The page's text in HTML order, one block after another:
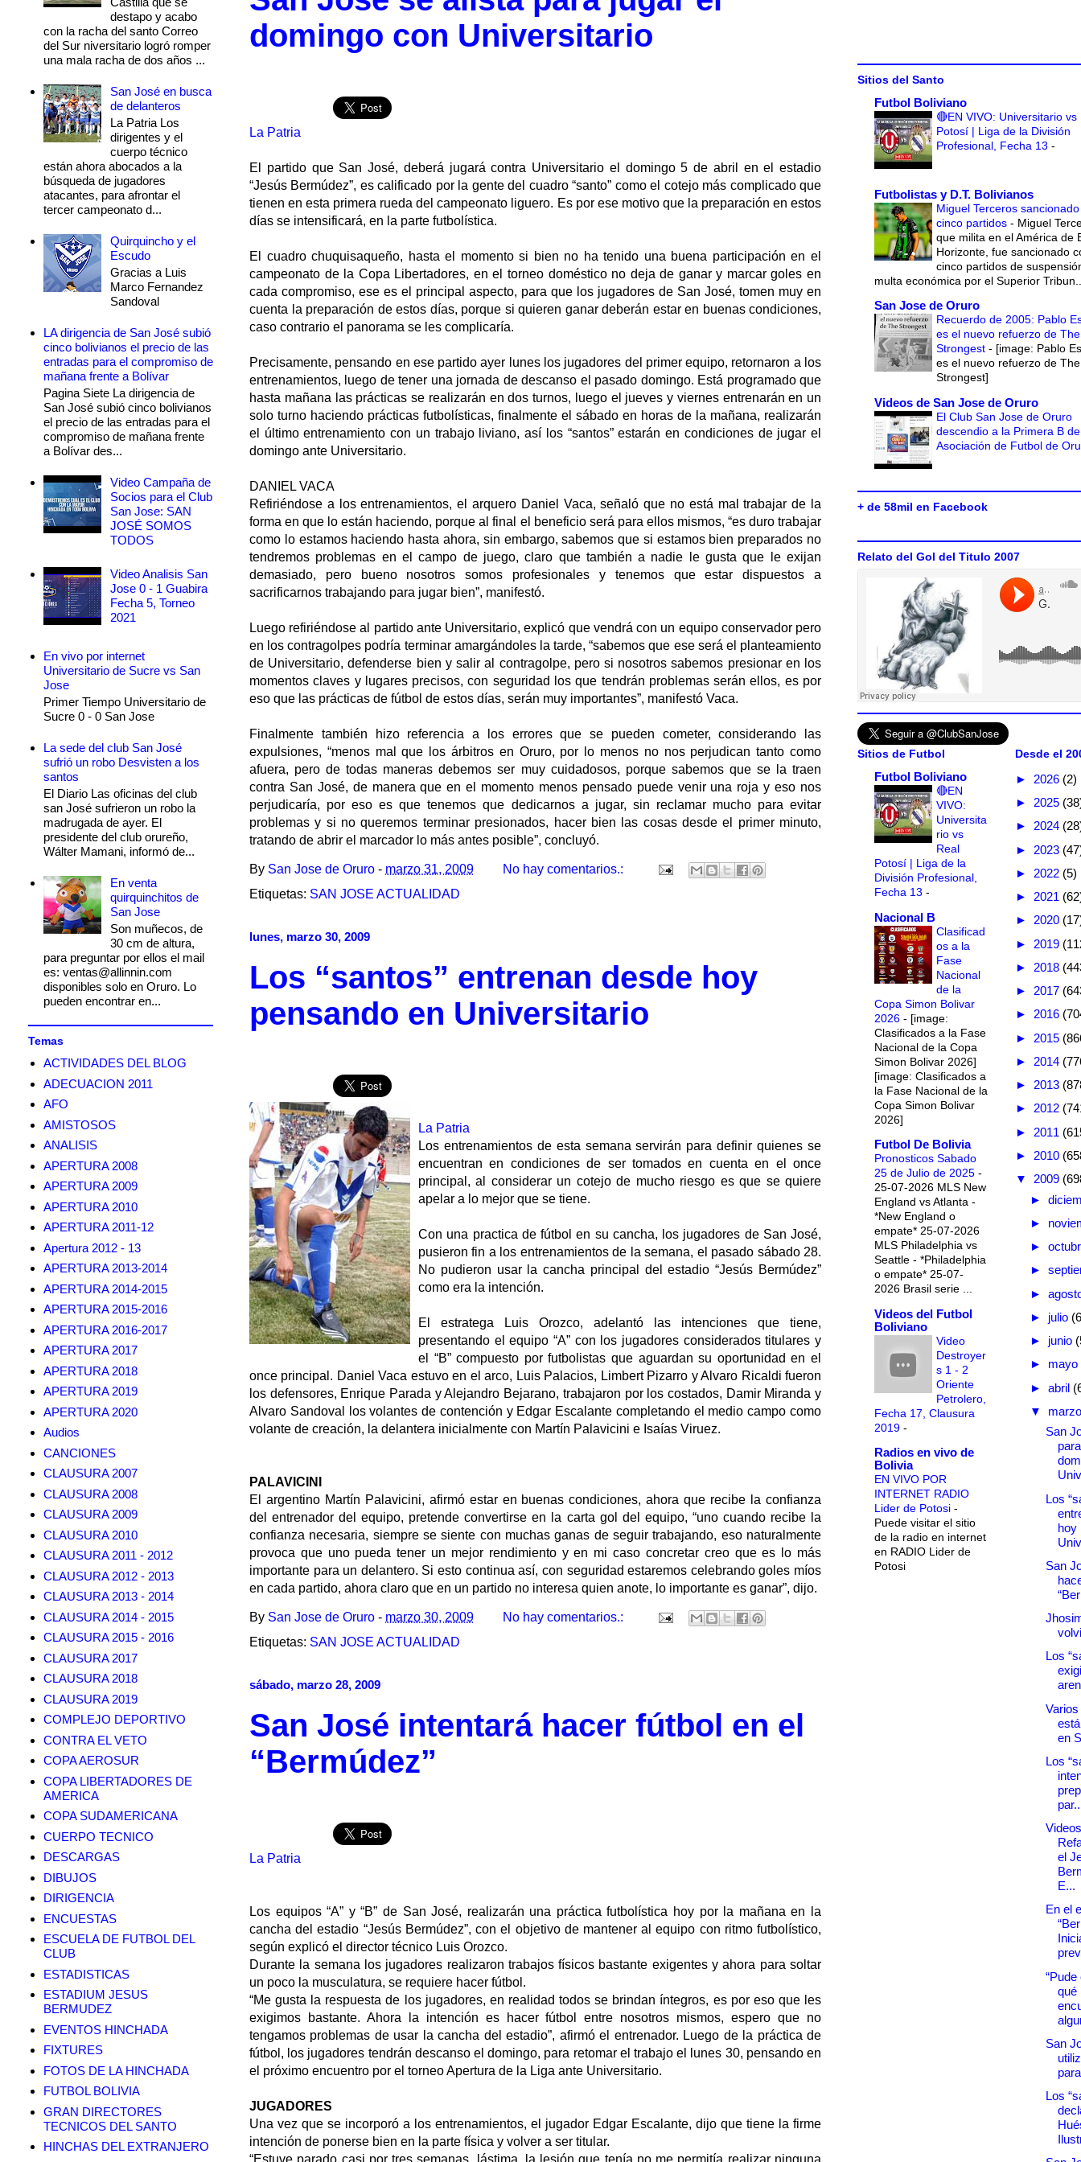
domingo con Universitario
La Patria
El partido que San José, deberá jugará contra Universitario el domingo 5 de abril en el estadio
“Jesús Bermúdez”, es calificado por la gente del cuadro “santo” como el cotejo más complicado que
tienen en esta primera rueda del campeonato liguero. Es por ese motivo que la preparación en estos
días se intensificará, en la parte futbolística.
El cuadro chuquisaqueño, hasta el momento si bien no ha tenido una buena participación en el
campeonato de la Copa Libertadores, en el torneo doméstico no deja de ganar y marcar goles en
cada compromiso, ese es el principal aspecto, para que los jugadores de San José, tomen muy en
cuenta la preparación de estos días, porque si quieren ganar deberán estar en buenas condiciones,
caso contrario el panorama se les complicaría.
Precisamente, pensando en ese partido ayer lunes los jugadores del primer equipo, retornaron a los
entrenamientos, luego de tener una jornada de descanso el pasado domingo. Está programado que
hasta mañana las prácticas se realizarán en dos turnos, luego el jueves y viernes entrenarán en un
solo turno haciendo prácticas futbolísticas, finalmente el sábado en horas de la mañana, realizarán
el último entrenamiento con un trabajo liviano, así los “santos” estarán en condiciones de jugar el
domingo ante Universitario.
DANIEL VACA
Refiriéndose a los entrenamientos, el arquero Daniel Vaca, señaló que no está mal trabajar de la
forma en que lo están haciendo, porque al final el beneficio será para ellos mismos, “es duro trabajar
como lo estamos haciendo hasta ahora, sin embargo, sabemos que si estamos bien preparados no
tendremos problemas en el campo de juego, claro que también a nadie le gusta que le exijan
demasiado, pero bueno nosotros somos profesionales y tenemos que estar dispuestos a
sacrificarnos trabajando para jugar bien”, manifestó.
Luego refiriéndose al partido ante Universitario, explicó que vendrá con un equipo conservador pero
en los contragolpes podría terminar amargándoles la tarde, “sabemos que ese será el planteamiento
de Universitario, defenderse bien y salir al contragolpe, pero si nosotros sabemos presionar en los
momentos claves y lugares precisos, con seguridad los que tendrán problemas serán ellos, es por
eso que las prácticas de fútbol de estos días, serán muy importantes”, manifestó Vaca.
Finalmente también hizo referencia a los errores que se pueden cometer, considerando las
expulsiones, “menos mal que los árbitros en Oruro, por lo menos no nos perjudican tanto como
afuera, pero de todas maneras debemos ser muy cuidadosos, porque sabemos que se la traen
contra San José, de manera que en el momento menos pensado puede venir una roja y eso nos
perjudicaría, por eso es que tenemos que dedicarnos a jugar, sin reclamar mucho para evitar
problemas y si no queremos terminar presionados, hacer bien las cosas desde el primer minuto,
tratando de abrir el marcador lo más antes posible”, concluyó.
By San Jose de Oruro - marzo 31, 2009
No hay comentarios.:
Etiquetas: SAN JOSE ACTUALIDAD
lunes, marzo 30, 2009
Los “santos” entrenan desde hoy
pensando en Universitario
La Patria
Los entrenamientos de esta semana servirán para definir quienes se
encuentran en condiciones de ser tomados en cuenta en el once
principal, al considerar un cotejo de mucho riesgo es que se quiere
apelar a lo mejor que se tiene.
Con una practica de fútbol en su cancha, los jugadores de San José,
pusieron fin a los entrenamientos de la semana, el pasado sábado 28.
No pudieron usar la cancha principal del estadio “Jesús Bermúdez”
como era la intención.
El estratega Luis Orozco, adelantó las intenciones que tiene,
presentando el equipo “A” con los jugadores considerados titulares y
el “B” compuesto por futbolistas que aguardan su oportunidad en el
once principal. Daniel Vaca estuvo en el arco, Luis Palacios, Limbert Pizarro y Alvaro Ricaldi fueron
los defensores, Enrique Parada y Alejandro Bejarano, trabajaron por los costados, Damir Miranda y
Alvaro Sandoval los volantes de contención y Edgar Escalante completando el medio campo como
volante de creación, la delantera inicialmente con Martín Palavicini e Isaías Viruez.
PALAVICINI
El argentino Martín Palavicini, afirmó estar en buenas condiciones, ahora que recibe la confianza
del entrenador del equipo, pretende convertirse en la carta gol del equipo, “uno cuando recibe la
confianza necesaria, siempre se siente con muchas ganas de seguir trabajando, eso naturalmente
provoca que uno pueda tener un mejor rendimiento y en mi caso concretar creo que es lo más
importante para un delantero. Si esto continua así, con seguridad estaremos celebrando goles míos
en cada partido, ahora claro que en un partido no interesa quien anote, lo importante es ganar”, dijo.
By San Jose de Oruro - marzo 30, 2009
No hay comentarios.:
Etiquetas: SAN JOSE ACTUALIDAD
sábado, marzo 28, 2009
San José intentará hacer fútbol en el
“Bermúdez”
La Patria
Los equipos “A” y “B” de San José, realizarán una práctica futbolística hoy por la mañana en la
cancha del estadio “Jesús Bermúdez”, con el objetivo de mantener al equipo con ritmo futbolístico,
según explicó el director técnico Luis Orozco.
Durante la semana los jugadores realizaron trabajos físicos bastante exigentes y ahora para soltar
un poco la musculatura, se requiere hacer fútbol.
“Me gusta la respuesta de los jugadores, en realidad todos se brindan íntegros, es por eso que les
exigimos bastante. Ahora la intención es hacer fútbol entre nosotros mismos, espero que no
tengamos problemas de usar la cancha del estadio”, afirmó el entrenador. Luego de la práctica de
fútbol, los jugadores tendrán descanso el domingo, para retomar el trabajo el lunes 30, pensando en
el próximo encuentro por el torneo Apertura de la Liga ante Universitario.
JUGADORES
Una vez que se incorporó a los entrenamientos, el jugador Edgar Escalante, dijo que tiene la firme
intención de ponerse bien en la parte física y volver a ser titular.
destapo y acabo
con la racha del santo Correo
del Sur niversitario logró romper
una mala racha de dos años ...
San José en busca
de delanteros
La Patria Los
dirigentes y el
cuerpo técnico
están ahora abocados a la
búsqueda de jugadores
atacantes, para afrontar el
tercer campeonato d...
Quirquincho y el
Escudo
Gracias a Luis
Marco Fernandez
Sandoval
LA dirigencia de San José subió
cinco bolivianos el precio de las
entradas para el compromiso de
mañana frente a Bolívar
Pagina Siete La dirigencia de
San José subió cinco bolivianos
el precio de las entradas para el
compromiso de mañana frente
a Bolívar des...
Video Campaña de
Socios para el Club
San Jose: SAN
JOSÉ SOMOS
TODOS
Video Analisis San
Jose 0 - 1 Guabira
Fecha 5, Torneo
2021
En vivo por internet
Universitario de Sucre vs San
Jose
Primer Tiempo Universitario de
Sucre 0 - 0 San Jose
La sede del club San José
sufrió un robo Desvisten a los
santos
El Diario Las oficinas del club
san José sufrieron un robo la
madrugada de ayer. El
presidente del club orureño,
Wálter Mamani, informó de...
En venta
quirquinchitos de
San Jose
Son muñecos, de
30 cm de altura,
para preguntar por ellos el mail
es: ventas@allinnin.com
disponibles solo en Oruro. Lo
pueden encontrar en...
Temas
ACTIVIDADES DEL BLOG
ADECUACION 2011
AFO
AMISTOSOS
ANALISIS
APERTURA 2008
APERTURA 2009
APERTURA 2010
APERTURA 2011-12
Apertura 2012 - 13
APERTURA 2013-2014
APERTURA 2014-2015
APERTURA 2015-2016
APERTURA 2016-2017
APERTURA 2017
APERTURA 2018
APERTURA 2019
APERTURA 2020
Audios
CANCIONES
CLAUSURA 2007
CLAUSURA 2008
CLAUSURA 2009
CLAUSURA 2010
CLAUSURA 2011 - 2012
CLAUSURA 2012 - 2013
CLAUSURA 2013 - 2014
CLAUSURA 2014 - 2015
CLAUSURA 2015 - 2016
CLAUSURA 2017
CLAUSURA 2018
CLAUSURA 2019
COMPLEJO DEPORTIVO
CONTRA EL VETO
COPA AEROSUR
COPA LIBERTADORES DE
AMERICA
COPA SUDAMERICANA
CUERPO TECNICO
DESCARGAS
DIBUJOS
DIRIGENCIA
ENCUESTAS
ESCUELA DE FUTBOL DEL
CLUB
ESTADISTICAS
ESTADIUM JESUS
BERMUDEZ
EVENTOS HINCHADA
FIXTURES
FOTOS DE LA HINCHADA
FUTBOL BOLIVIA
GRAN DIRECTORES
TECNICOS DEL SANTO
HINCHAS DEL EXTRANJERO
Sitios del Santo
Futbol Boliviano
🔴EN VIVO: Universitario vs
Potosí | Liga de la División
Profesional, Fecha 13 -
Futbolistas y D.T. Bolivianos
Miguel Terceros
cinco partidos - Miguel
que milita en el América de
Horizonte, fue sancionado
cinco partidos de
multa económica por el Superior
San Jose de Oruro
Recuerdo de 2005: Pablo
es el nuevo refuerzo de The
Strongest - [image: Pablo
es el nuevo refuerzo de The
Strongest]
Videos de San Jose de Oruro
El Club San Jose de Oruro
descendio a la Primera B
Asociación de Futbol de
+ de 58mil en Facebook
Relato del Gol del Titulo 2007
Sitios de Futbol
Futbol Boliviano
🔴EN
VIVO:
Universita
rio vs
Real
Potosí | Liga de la
División Profesional,
Fecha 13 -
Nacional B
Clasificad
os a la
Fase
Nacional
de la
Copa Simon Bolivar
2026 - [image:
Clasificados a la Fase
Nacional de la Copa
Simon Bolivar 2026]
[image: Clasificados a
la Fase Nacional de la
Copa Simon Bolivar
2026]
Futbol De Bolivia
Pronosticos Sabado
25 de Julio de 2025 -
25-07-2026 MLS New
England vs Atlanta -
*New England o
empate* 25-07-2026
MLS Philadelphia vs
Seattle - *Philadelphia
o empate* 25-07-
2026 Brasil serie ...
Videos del Futbol
Boliviano
Video
Destroyer
s 1 - 2
Oriente
Petrolero,
Fecha 17, Clausura
2019 -
Radios en vivo de
Bolivia
EN VIVO POR
INTERNET RADIO
Lider de Potosi -
Puede visitar el sitio
de la radio en internet
en RADIO Lider de
Potosi
Desde el
► 2026 (2)
► 2025
► 2024
► 2023
► 2022 (5)
► 2021
► 2020
► 2019
► 2018
► 2017
► 2016
► 2015
► 2014
► 2013
► 2012
► 2011
► 2010
▼ 2009
►
►
►
►
►
► julio
► junio
► mayo
► abril
▼
San
Los
hoy
San
Los
en
Los
el
E...
En el
qué
San
Los